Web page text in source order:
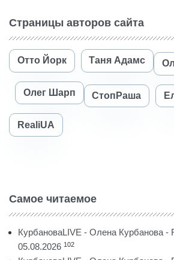
Страницы авторов сайта
Отто Йорк Таня Адамс
Олег Шарп СтопРаша
RealiUA
Самое читаемое
КурбановаLIVE - Олена Курбанова -
05.08.2026 102